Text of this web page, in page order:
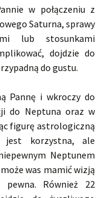
w połączeniu z
Saturna, sprawy
lub stosunkami
dojdzie do
do gustu.
Pannę i wkroczy do
do Neptuna oraz w
figurę astrologiczną
jest korzystna, ale
Neptunem
was mamić wizją
Również 22